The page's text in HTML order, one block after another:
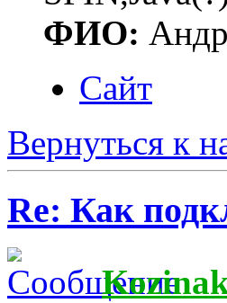
ФИО:
Сайт
Вернуться к
Re: Как